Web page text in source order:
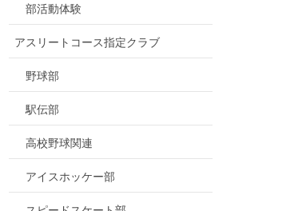
部活動体験
アスリートコース指定クラブ
野球部
駅伝部
高校野球関連
アイスホッケー部